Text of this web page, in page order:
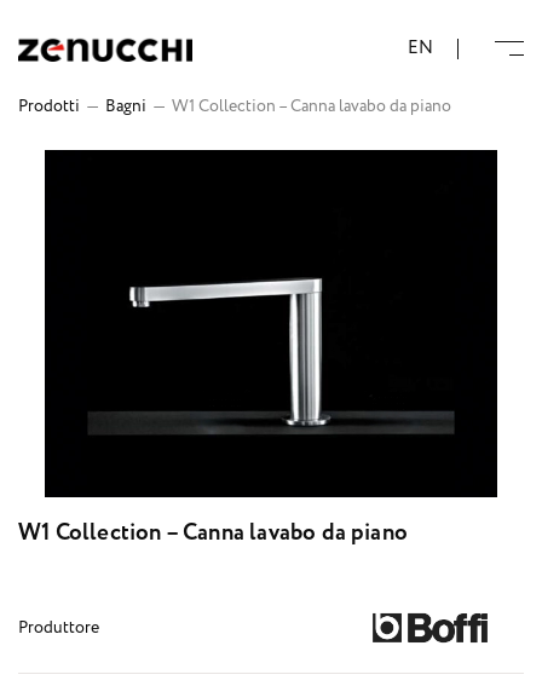
EN
Prodotti — Bagni — W1 Collection – Canna lavabo da piano
W1 Collection – Canna lavabo da piano
Produttore